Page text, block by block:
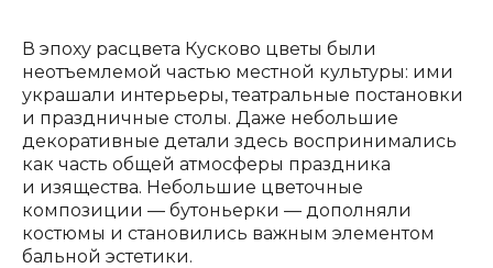
В эпоху расцвета Кусково цветы были
неотъемлемой частью местной культуры: ими
украшали интерьеры, театральные постановки
и праздничные столы. Даже небольшие
декоративные детали здесь воспринимались
как часть общей атмосферы праздника
и изящества. Небольшие цветочные
композиции — бутоньерки — дополняли
костюмы и становились важным элементом
бальной эстетики.